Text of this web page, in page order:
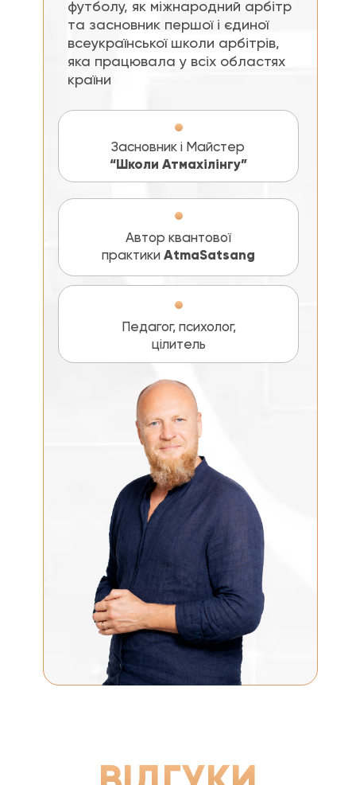
футболу, як міжнародний арбітр
та засновник першої і єдиної
всеукраїнської школи арбітрів,
яка працювала у всіх областях
країни
Педагог, психолог,
цілитель
Автор квантової
практики AtmaSatsang
Засновник і Майстер
“Школи Атмахілінгу”